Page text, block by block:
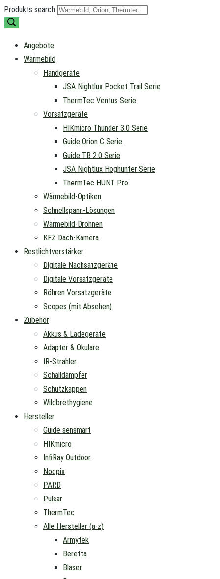
Produkts search
Angebote
Wärmebild
Handgeräte
JSA Nightlux Pocket Trail Serie
ThermTec Ventus Serie
Vorsatzgeräte
HIKmicro Thunder 3.0 Serie
Guide Orion C Serie
Guide TB 2.0 Serie
JSA Nightlux Hoghunter Serie
ThermTec HUNT Pro
Wärmebild-Optiken
Schnellspann-Lösungen
Wärmebild-Drohnen
KFZ Dach-Kamera
Restlichtverstärker
Digitale Nachsatzgeräte
Digitale Vorsatzgeräte
Röhren Vorsatzgeräte
Scopes (mit Absehen)
Zubehör
Akkus & Ladegeräte
Adapter & Okulare
IR-Strahler
Schalldämpfer
Schutzkappen
Wildbrethygiene
Hersteller
Guide sensmart
HIKmicro
InfiRay Outdoor
Nocpix
PARD
Pulsar
ThermTec
Alle Hersteller (a-z)
Armytek
Beretta
Blaser